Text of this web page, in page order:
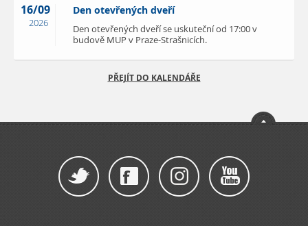
16/09
2026
Den otevřených dveří
Den otevřených dveří se uskuteční od 17:00 v
budově MUP v Praze-Strašnicích.
PŘEJÍT DO KALENDÁŘE